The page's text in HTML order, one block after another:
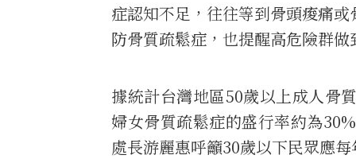
症認知不足，往往等到骨頭痠痛
防骨質疏鬆症，也提醒高危險群
據統計台灣地區50歲以上成人骨
婦女骨質疏鬆症的盛行率約為
處長游麗惠呼籲30歲以下民眾應